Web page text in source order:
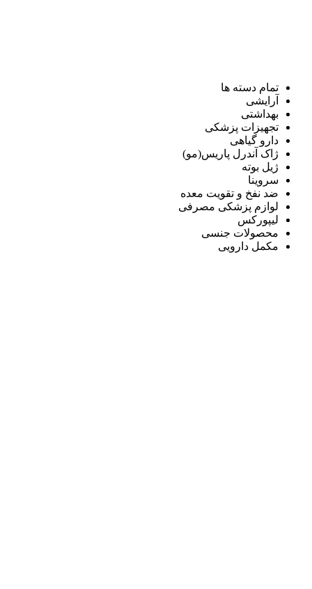
تمام دسته ها
آرایشی
بهداشتی
تجهیزات پزشکی
دارو گیاهی
ژاک آندرل پاریس(مو)
ژیل بوته
سروینا
ضد نفخ و تقویت معده
لوازم پزشکی مصرفی
لیپورکس
محصولات جنسی
مکمل دارویی